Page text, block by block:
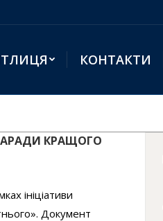
КОНТАКТИ
КРАЩОГО
ініціативи
Документ